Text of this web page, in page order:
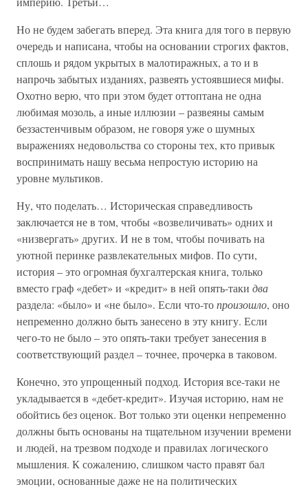
Но не будем забегать вперед. Эта книга для того в первую
очередь и написана, чтобы на основании строгих фактов,
сплошь и рядом укрытых в малотиражных, а то и в
напрочь забытых изданиях, развеять устоявшиеся мифы.
Охотно верю, что при этом будет оттоптана не одна
любимая мозоль, а иные иллюзии – развеяны самым
беззастенчивым образом, не говоря уже о шумных
выражениях недовольства со стороны тех, кто привык
воспринимать нашу весьма непростую историю на
уровне мультиков.
Ну, что поделать… Историческая справедливость
заключается не в том, чтобы «возвеличивать» одних и
«низвергать» других. И не в том, чтобы почивать на
уютной перинке развлекательных мифов. По сути,
история – это огромная бухгалтерская книга, только
вместо граф «дебет» и «кредит» в ней опять-таки два
раздела: «было» и «не было». Если что-топроизошло, оно
непременно должно быть занесено в эту книгу. Если
чего-то не было – это опять-таки требует занесения в
соответствующий раздел – точнее, прочерка в таковом.
Конечно, это упрощенный подход. История все-таки не
укладывается в «дебет-кредит». Изучая историю, нам не
обойтись без оценок. Вот только эти оценки непременно
должны быть основаны на тщательном изучении времени
и людей, на трезвом подходе и правилах логического
мышления. К сожалению, слишком часто правят бал
эмоции, основанные даже не на политических